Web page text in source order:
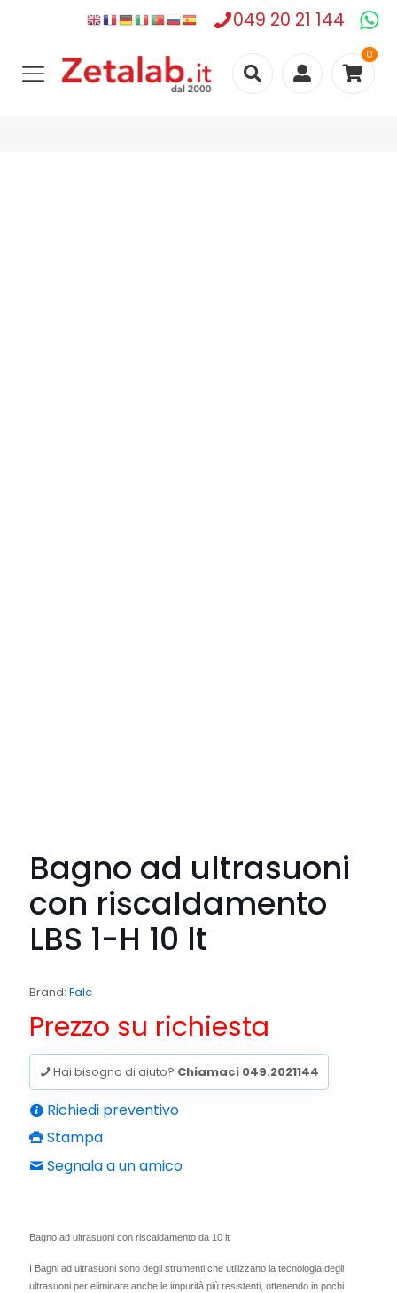
049 20 21 144
0
Bagno ad ultrasuoni
con riscaldamento
LBS 1-H 10 lt
Brand: Falc
Prezzo su richiesta
Hai bisogno di aiuto? Chiamaci 049.2021144
Richiedi preventivo
Stampa
Segnala a un amico
Bagno ad ultrasuoni con riscaldamento da 10 lt
I Bagni ad ultrasuoni sono degli strumenti che utilizzano la tecnologia degli
ultrasuoni per eliminare anche le impurità più resistenti, ottenendo in pochi